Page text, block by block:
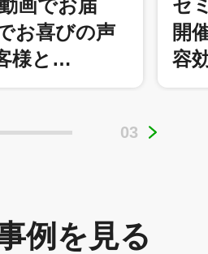
画でお届
お喜びの声
様と…
セ
開
容
03
例を見る